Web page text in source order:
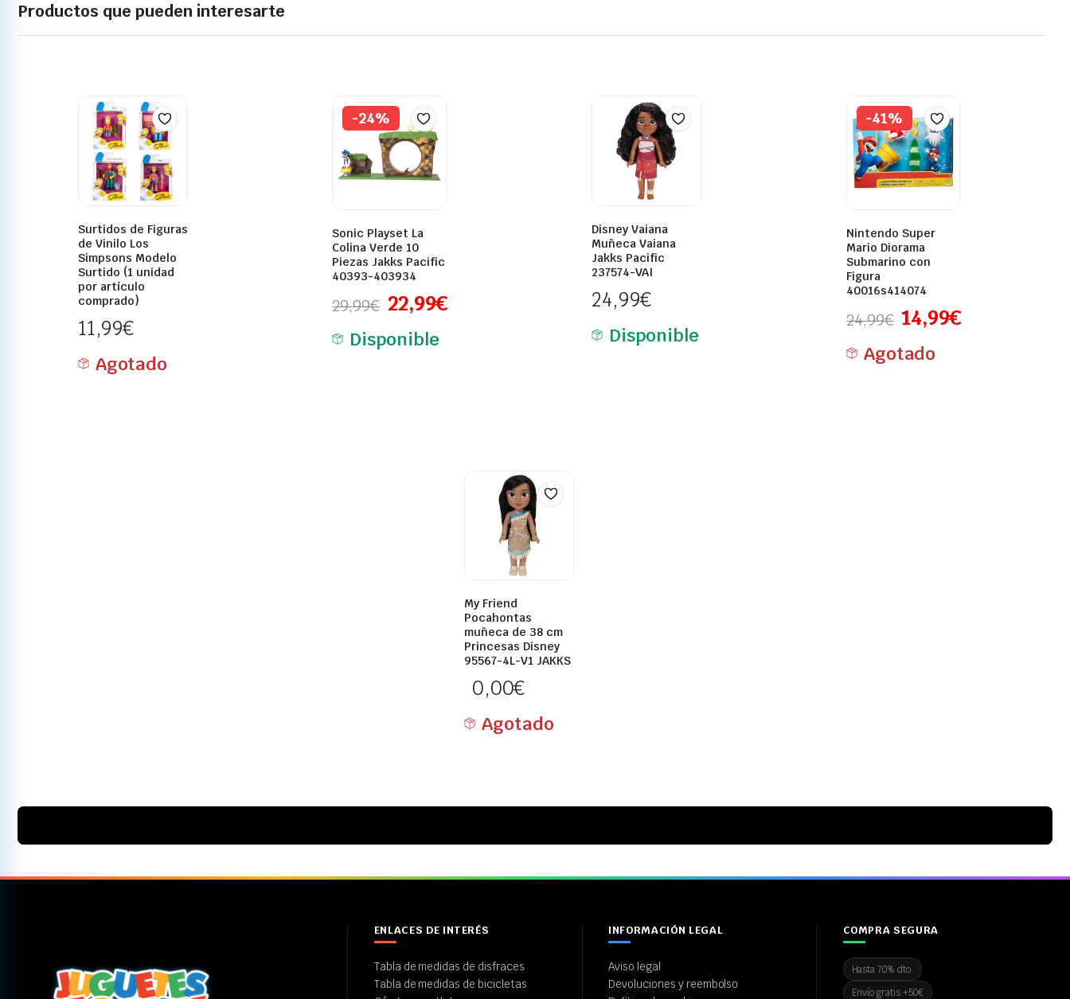
Productos que pueden interesarte
Surtidos de Figuras
de Vinilo Los
Simpsons Modelo
Surtido (1 unidad
por artículo
comprado)
11,99€
Agotado
-24%
Sonic Playset La
Colina Verde 10
Piezas Jakks Pacific
40393-403934
29,99€ 22,99€
Disponible
Disney Vaiana
Muñeca Vaiana
Jakks Pacific
237574-VAI
24,99€
Disponible
-41%
Nintendo Super
Mario Diorama
Submarino con
Figura
40016s414074
24,99€ 14,99€
Agotado
My Friend
Pocahontas
muñeca de 38 cm
Princesas Disney
95567-4L-V1 JAKKS
0,00€
Agotado
ENLACES DE INTERÉS
Tabla de medidas de disfraces
Tabla de medidas de bicicletas
INFORMACIÓN LEGAL
Aviso legal
Devoluciones y reembolso
COMPRA SEGURA
Hasta 70% dto.
Envío gratis +50€